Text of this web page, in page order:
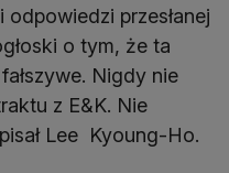
przesłanej
o tym, że ta
Nigdy nie
z E&K. Nie
Lee Kyoung-Ho.